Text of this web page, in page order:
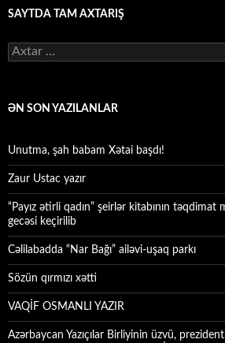
SAYTDA TAM AXTARIŞ
Axtarış:
ƏN SON YAZILANLAR
Unutma, şah babam Xətai başdı!
Zaur Ustac yazır
“Payız ətirli qadın” şeirlər kitabının təqdimat
gecəsi keçirilib
Cəlilabadda “Nar Bağı” ailəvi-uşaq parkı
Sözün qırmızı xətti
VAQİF OSMANLI YAZIR
Azərbaycan Yazıçılar Birliyinin üzvü,